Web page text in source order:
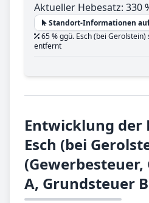
Aktueller Hebesatz: 330
Standort-Informationen
65 % ggü. Esch (bei Gerolstein)
entfernt
Entwicklung der
Esch (bei
A, Grundsteuer